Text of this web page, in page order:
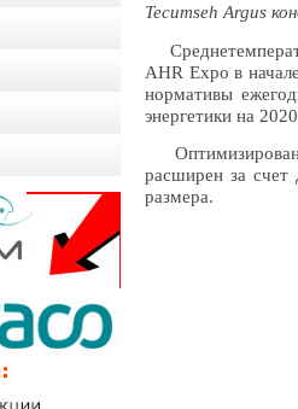
Tecumseh Argus
AHR Expo в
нормативы
энергетики на
расширен за счет
размера.